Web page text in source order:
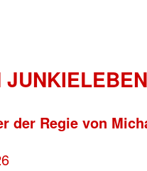
der Regie von